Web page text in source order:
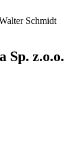
Schmidt
Sp. z.o.o.